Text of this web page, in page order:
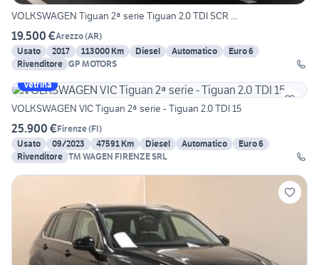
VOLKSWAGEN Tiguan 2ª serie Tiguan 2.0 TDI SCR ...
19.500 €Arezzo(AR)
Usato
2017 113000 Km Diesel Automatico
Euro 6
Rivenditore GP MOTORS
Vetrina
VOLKSWAGEN VIC Tiguan 2ª serie - Tiguan 2.0 TDI 15
25.900 €Firenze(FI)
Usato
09/2023 47591 Km Diesel Automatico
Euro 6
Rivenditore TM WAGEN FIRENZE SRL